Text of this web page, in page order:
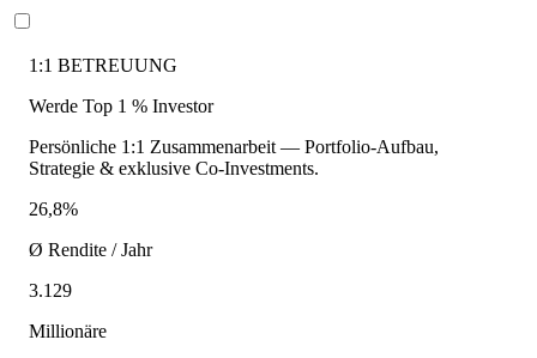
1:1 BETREUUNG
Werde Top 1 % Investor
Persönliche 1:1 Zusammenarbeit — Portfolio-Aufbau,
Strategie & exklusive Co-Investments.
26,8%
Ø Rendite / Jahr
3.129
Millionäre